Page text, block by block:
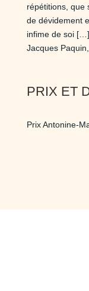
répétitions, que
de dévidement
infime de soi
Jacques
PRIX ET
Prix Antonine-